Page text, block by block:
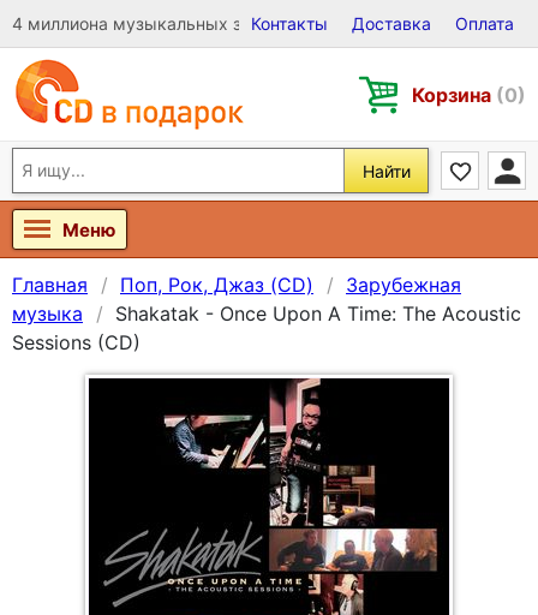
4 миллиона музыкальных записей на Виниле, CD и DVD
Контакты Доставка Оплата
Корзина (0)
Найти
Меню
Главная Поп, Рок, Джаз (CD)
Зарубежная
музыка
Shakatak - Once Upon A Time: The Acoustic
Sessions (CD)